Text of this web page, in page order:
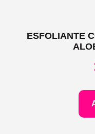
ESFOLIANTE